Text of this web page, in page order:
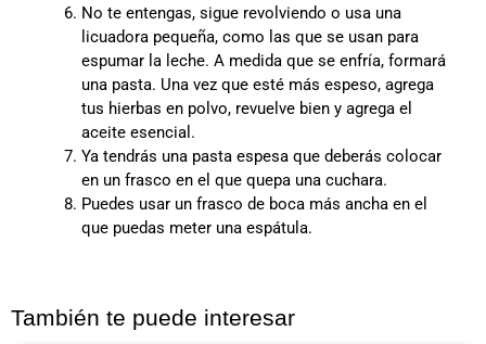
No te entengas, sigue revolviendo o usa una
licuadora pequeña, como las que se usan para
espumar la leche. A medida que se enfría, formará
una pasta. Una vez que esté más espeso, agrega
tus hierbas en polvo, revuelve bien y agrega el
aceite esencial.
Ya tendrás una pasta espesa que deberás colocar
en un frasco en el que quepa una cuchara.
Puedes usar un frasco de boca más ancha en el
que puedas meter una espátula.
También te puede interesar